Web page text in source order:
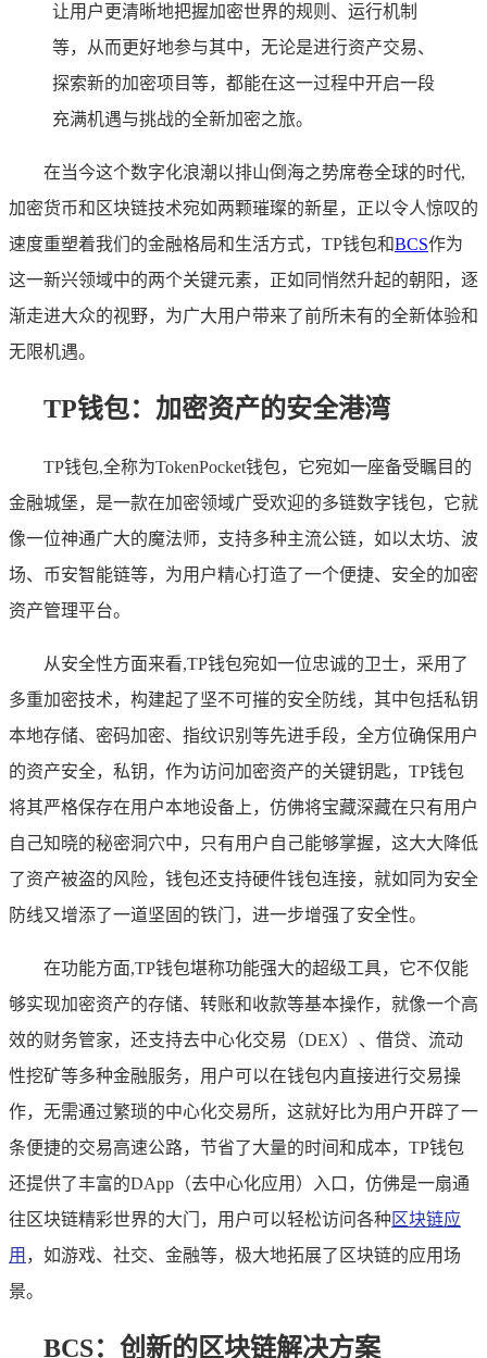
让用户更清晰地把握加密世界的规则、运行机制
等，从而更好地参与其中，无论是进行资产交易、
探索新的加密项目等，都能在这一过程中开启一段
充满机遇与挑战的全新加密之旅。
在当今这个数字化浪潮以排山倒海之势席卷全球的时代,
加密货币和区块链技术宛如两颗璀璨的新星，正以令人惊叹的
速度重塑着我们的金融格局和生活方式，TP钱包和BCS作为
这一新兴领域中的两个关键元素，正如同悄然升起的朝阳，逐
渐走进大众的视野，为广大用户带来了前所未有的全新体验和
无限机遇。
TP钱包：加密资产的安全港湾
TP钱包,全称为TokenPocket钱包，它宛如一座备受瞩目的
金融城堡，是一款在加密领域广受欢迎的多链数字钱包，它就
像一位神通广大的魔法师，支持多种主流公链，如以太坊、波
场、币安智能链等，为用户精心打造了一个便捷、安全的加密
资产管理平台。
从安全性方面来看,TP钱包宛如一位忠诚的卫士，采用了
多重加密技术，构建起了坚不可摧的安全防线，其中包括私钥
本地存储、密码加密、指纹识别等先进手段，全方位确保用户
的资产安全，私钥，作为访问加密资产的关键钥匙，TP钱包
将其严格保存在用户本地设备上，仿佛将宝藏深藏在只有用户
自己知晓的秘密洞穴中，只有用户自己能够掌握，这大大降低
了资产被盗的风险，钱包还支持硬件钱包连接，就如同为安全
防线又增添了一道坚固的铁门，进一步增强了安全性。
在功能方面,TP钱包堪称功能强大的超级工具，它不仅能
够实现加密资产的存储、转账和收款等基本操作，就像一个高
效的财务管家，还支持去中心化交易（DEX）、借贷、流动
性挖矿等多种金融服务，用户可以在钱包内直接进行交易操
作，无需通过繁琐的中心化交易所，这就好比为用户开辟了一
条便捷的交易高速公路，节省了大量的时间和成本，TP钱包
还提供了丰富的DApp（去中心化应用）入口，仿佛是一扇通
往区块链精彩世界的大门，用户可以轻松访问各种 区块链应
用 ，如游戏、社交、金融等，极大地拓展了区块链的应用场
景。
BCS：创新的区块链解决方案